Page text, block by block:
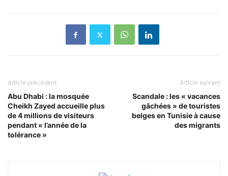
Article précédent
Abu Dhabi : la mosquée
Cheikh Zayed accueille plus
de 4 millions de visiteurs
pendant « l’année de la
tolérance »
Article suivant
Scandale : les « vacances
gâchées » de touristes
belges en Tunisie à cause
des migrants